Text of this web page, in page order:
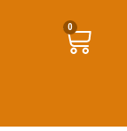
0